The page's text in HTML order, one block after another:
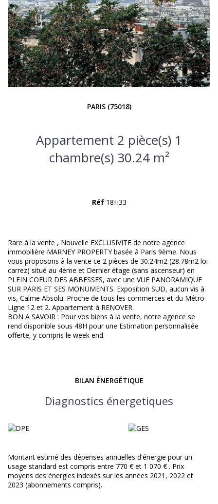
PARIS (75018)
Appartement 2 pièce(s) 1
chambre(s) 30.24 m²
Réf 18H33
Rare à la vente , Nouvelle EXCLUSIVITE de notre agence
immobilière MARNEY PROPERTY basée à Paris 9ème. Nous
vous proposons à la vente ce 2 pièces de 30.24m2 (28.78m2 loi
carrez) situé au 4ème et Dernier étage (sans ascenseur) en
PLEIN COEUR DES ABBESSES, avec une VUE PANORAMIQUE
SUR PARIS ET SES MONUMENTS. Exposition SUD, aucun vis à
vis, Calme Absolu. Proche de tous les commerces et du Métro
Ligne 12 et 2. Appartement à RENOVER.
BON A SAVOIR : Pour vos biens à la vente, notre agence se
rend disponible sous 48H pour une Estimation personnalisée
offerte, y compris le week end.
BILAN ÉNERGÉTIQUE
Diagnostics énergetiques
Montant estimé des dépenses annuelles d'énergie pour un
usage standard est compris entre 770 € et 1 070 € . Prix
moyens des énergies indexés sur les années 2021, 2022 et
2023 (abonnements compris).